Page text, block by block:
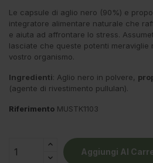
Le capsule di aglio nero (90%) e
integratore alimentare naturale che
e aiuta ad affrontare lo stress.
lasciate che queste potenti meraviglie
vostro organismo.
Ingredienti: Aglio nero in polvere,
(agente di rivestimento pullulan).
Riferimento MUSTK1103
Aggiungi Al